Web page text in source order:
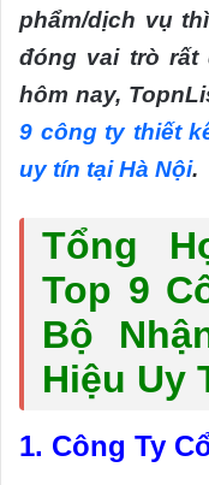
phẩm/dịch vụ
đóng vai trò rất
hôm nay,
9 công ty thiết
uy tín tại Hà Nội.
Tổng
Top 9
Bộ
Hiệu Uy
1. Công Ty